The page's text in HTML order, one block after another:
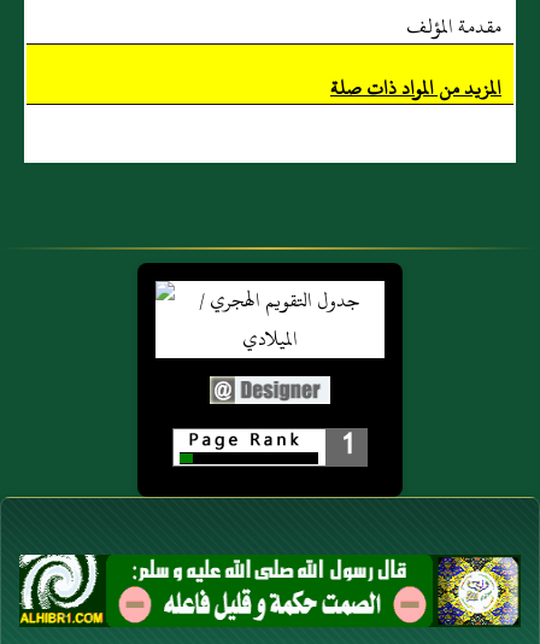
مقدمة المؤلف
المزيد من المواد ذات صلة
1